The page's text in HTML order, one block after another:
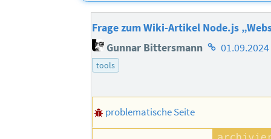
Frage zum Wiki-Artikel Node.js
Gunnar Bittersmann Homepage
tools
problematische Seite